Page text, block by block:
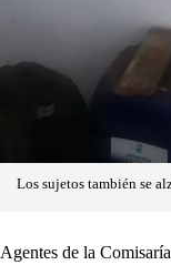
Los sujetos también se
Agentes de la